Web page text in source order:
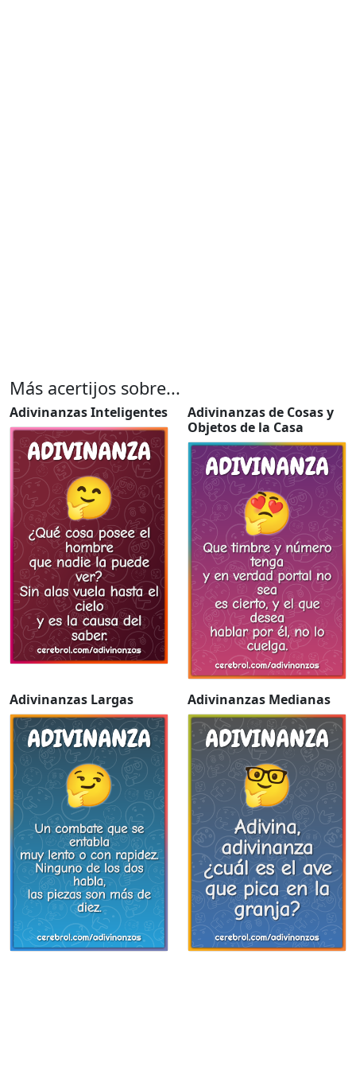
Más acertijos sobre...
Adivinanzas Inteligentes
Adivinanzas de Cosas y
Objetos de la Casa
Adivinanzas Largas Adivinanzas Medianas